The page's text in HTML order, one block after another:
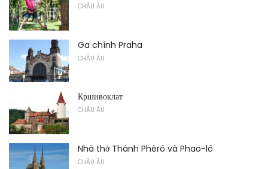
CHÂU ÂU
Ga chính Praha
CHÂU ÂU
Кршивоклат
CHÂU ÂU
Nhà thờ Thánh Phêrô và Phao-lô
CHÂU ÂU